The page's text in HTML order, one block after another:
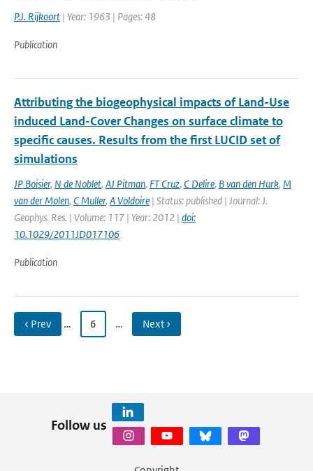
P.J. Rijkoort | Year: 1963 | Pages: 48
Publication
Attributing the biogeophysical impacts of Land-Use
induced Land-Cover Changes on surface climate to
specific causes. Results from the first LUCID set of
simulations
JP Boisier, N de Noblet, AJ Pitman, FT Cruz, C Delire, B van den Hurk, M
van der Molen, C Muller, A Voldoire | Status: published | Journal: J.
Geophys. Res. | Volume: 117 | Year: 2012 | doi:
10.1029/2011JD017106
Publication
‹ Prev … 6 … Next ›
Follow us